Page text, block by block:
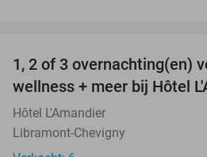
TODAY
1, 2 of 3 overnachting(en)
wellness + meer bij Hôtel
Hôtel L'Amandier
Libramont-Chevigny